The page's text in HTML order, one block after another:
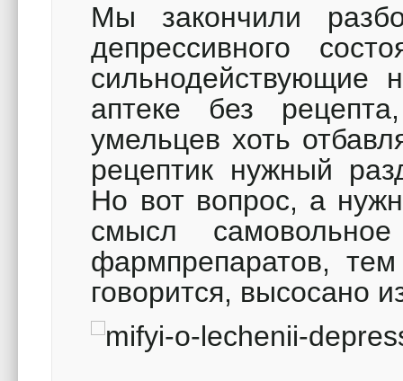
Мы закончили
депрессивного
сильнодействующие
аптеке без
умельцев хоть
рецептик нужный
Но вот вопрос, а
смысл
фармпрепаратов,
говорится, высосано